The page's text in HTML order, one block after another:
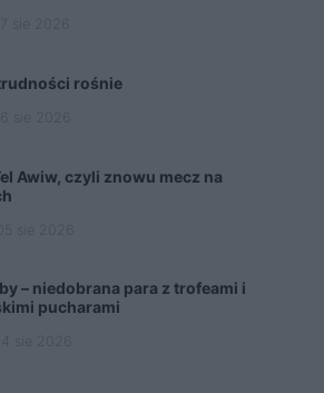
rośnie
Awiw, czyli znowu mecz na
– niedobrana para z trofeami i
pucharami